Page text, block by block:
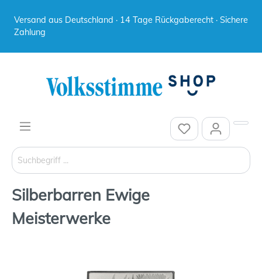
Versand aus Deutschland · 14 Tage Rückgaberecht · Sichere
Zahlung
Silberbarren Ewige
Meisterwerke